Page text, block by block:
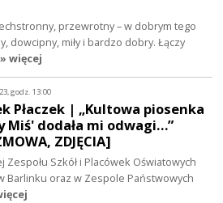
przewrotny – w dobrym tego
dowcipny, miły i bardzo dobry. Łączy
» więcej
godz. 13:00
Płaczek | „Kultowa piosenka
Miś' dodała mi odwagi…”
ZDJĘCIA]
Szkół i Placówek Oświatowych
Barlinku oraz w Zespole Państwowych